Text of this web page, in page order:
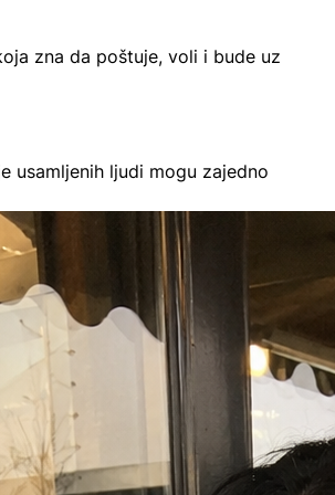
zna da poštuje, voli i bude uz
usamljenih ljudi mogu zajedno